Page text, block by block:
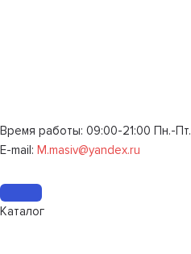
Время работы: 09:00-21:00 Пн.-Пт.
E-mail: M.masiv@yandex.ru
Каталог